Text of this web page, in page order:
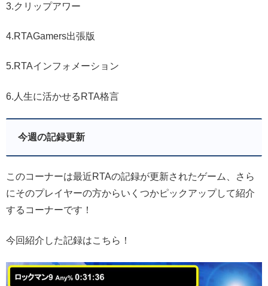
3.クリップアワー
4.RTAGamers出張版
5.RTAインフォメーション
6.人生に活かせるRTA格言
今週の記録更新
このコーナーは最近RTAの記録が更新されたゲーム、さら
にそのプレイヤーの方からいくつかピックアップして紹介
するコーナーです！
今回紹介した記録はこちら！